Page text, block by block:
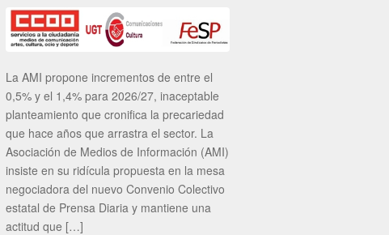
La AMI propone incrementos de entre el
0,5% y el 1,4% para 2026/27, inaceptable
planteamiento que cronifica la precariedad
que hace años que arrastra el sector. La
Asociación de Medios de Información (AMI)
insiste en su ridícula propuesta en la mesa
negociadora del nuevo Convenio Colectivo
estatal de Prensa Diaria y mantiene una
actitud que […]